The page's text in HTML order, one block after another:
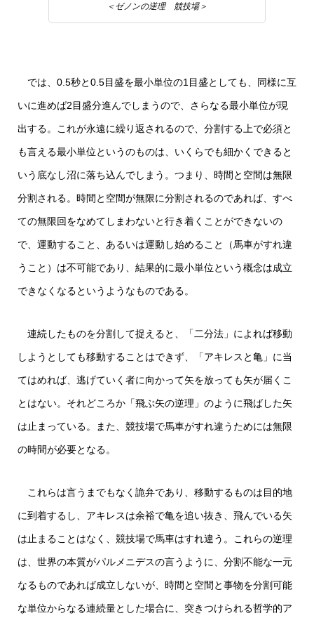
＜ゼノンの逆理 競技場＞
では、0.5秒と0.5目盛を最小単位の1目盛としても、同様に互
いに進めば2目盛分進んでしまうので、さらなる最小単位が現
出する。これが永遠に繰り返されるので、分割する上で必須と
も言える最小単位というのものは、いくらでも細かくできると
いう底なし沼に落ち込んでしまう。つまり、時間と空間は無限
分割される。時間と空間が無限に分割されるのであれば、すべ
ての無限回をなめてしまわないと行き着くことができないの
で、運動すること、あるいは運動し始めること（馬車がすれ違
うこと）は不可能であり、結果的に最小単位という概念は成立
できなくなるというようなものである。
連続したものを分割して捉えると、「二分法」によれば移動
しようとしても移動することはできず、「アキレスと亀」に当
てはめれば、逃げていく者に向かって矢を放っても矢が届くこ
とはない。それどころか「飛ぶ矢の逆理」のように飛ばした矢
は止まっている。また、競技場で馬車がすれ違うためには無限
の時間が必要となる。
これらは言うまでもなく詭弁であり、移動するものは目的地
に到着するし、アキレスは余裕で亀を追い抜き、飛んでいる矢
は止まることはなく、競技場で馬車はすれ違う。これらの逆理
は、世界の本質がパルメニデスの言うように、分割不能な一元
なるものであれば成立しないが、時間と空間と事物を分割可能
な単位からなる連続量とした場合に、突きつけられる哲学的ア